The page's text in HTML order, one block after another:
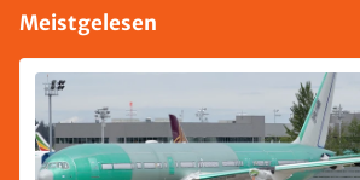
Meistgelesen